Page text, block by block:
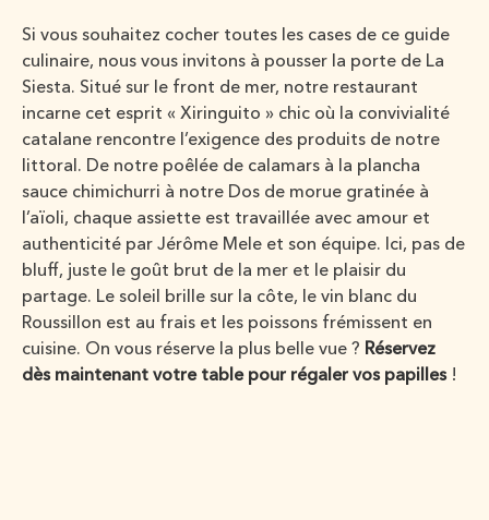
Si vous souhaitez cocher toutes les cases de ce guide
culinaire, nous vous invitons à pousser la porte de La
Siesta. Situé sur le front de mer, notre restaurant
incarne cet esprit « Xiringuito » chic où la convivialité
catalane rencontre l’exigence des produits de notre
littoral. De notre poêlée de calamars à la plancha
sauce chimichurri à notre Dos de morue gratinée à
l’aïoli, chaque assiette est travaillée avec amour et
authenticité par Jérôme Mele et son équipe. Ici, pas de
bluff, juste le goût brut de la mer et le plaisir du
partage. Le soleil brille sur la côte, le vin blanc du
Roussillon est au frais et les poissons frémissent en
cuisine. On vous réserve la plus belle vue ? Réservez
dès maintenant votre table pour régaler vos papilles!